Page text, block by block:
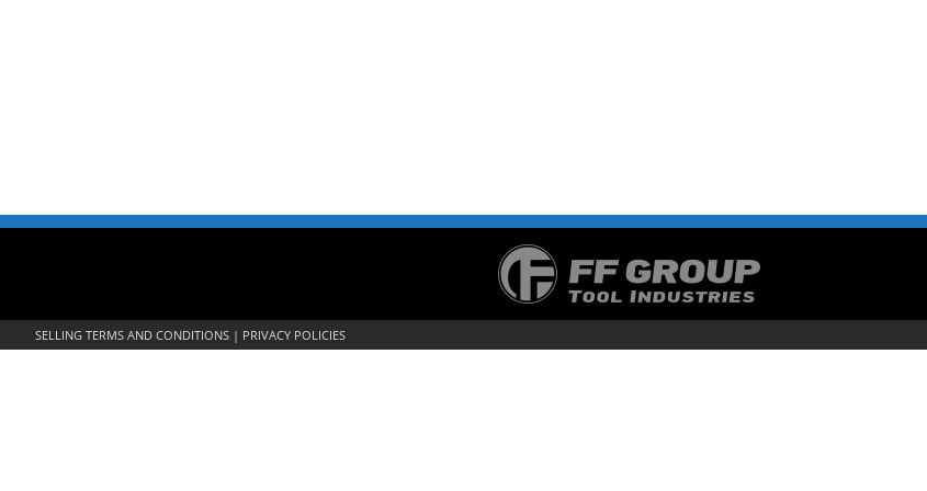
SELLING TERMS AND CONDITIONS| PRIVACY POLICIES